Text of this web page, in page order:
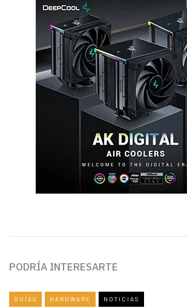
PODRÍA INTERESARTE
GUÍAS HARDWARE NOTICIAS